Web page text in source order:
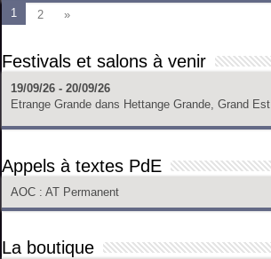
1 2 »
Festivals et salons à venir
19/09/26 - 20/09/26
Etrange Grande dans Hettange Grande, Grand Est
Appels à textes PdE
AOC : AT Permanent
La boutique